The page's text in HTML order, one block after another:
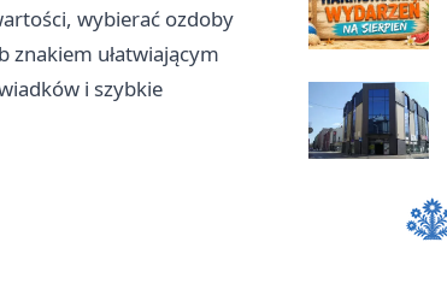
wybierać ozdoby
ułatwiającym
i szybkie